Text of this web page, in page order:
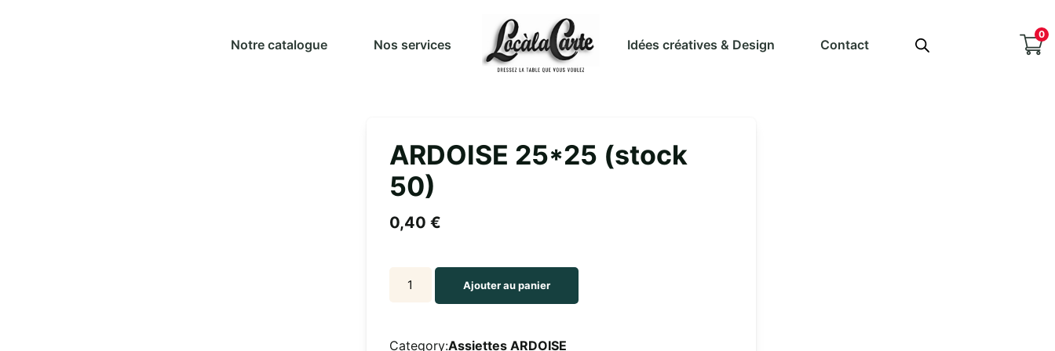
Notre catalogue Nos services Idées créatives & Design Contact
0
ARDOISE 25*25 (stock
50)
0,40 €
ARDOISE
50)
Ajouter au panier
Category:Assiettes ARDOISE